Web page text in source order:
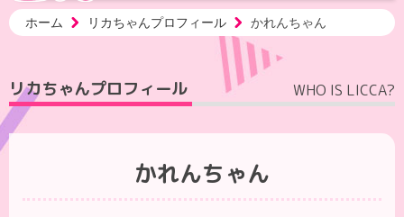
ホーム リカちゃんプロフィール かれんちゃん
リカちゃんプロフィール WHO IS LICCA?
かれんちゃん